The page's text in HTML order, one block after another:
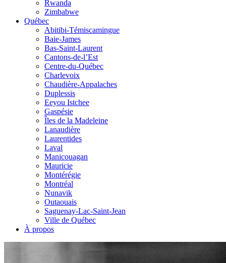
Rwanda
Zimbabwe
Québec
Abitibi-Témiscamingue
Baie-James
Bas-Saint-Laurent
Cantons-de-l’Est
Centre-du-Québec
Charlevoix
Chaudière-Appalaches
Duplessis
Eeyou Istchee
Gaspésie
Îles de la Madeleine
Lanaudière
Laurentides
Laval
Manicouagan
Mauricie
Montérégie
Montréal
Nunavik
Outaouais
Saguenay-Lac-Saint-Jean
Ville de Québec
À propos